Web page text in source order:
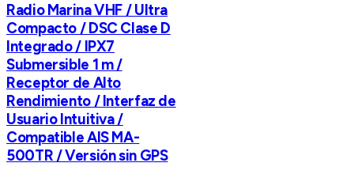
Radio Marina VHF / Ultra
Compacto / DSC Clase D
Integrado / IPX7
Submersible 1 m /
Receptor de Alto
Rendimiento / Interfaz de
Usuario Intuitiva /
Compatible AIS MA-
500TR / Versión sin GPS